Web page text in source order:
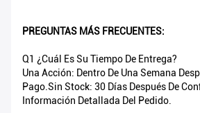
PREGUNTAS MÁS FRECUENTES:
Q1 ¿Cuál Es Su Tiempo De Entrega?
Una Acción: Dentro De Una Semana
Pago.Sin Stock: 30 Días Después De
Información Detallada Del Pedido.